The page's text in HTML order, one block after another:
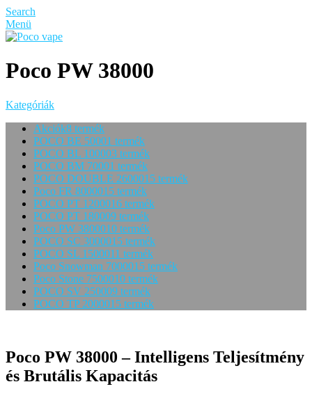
Search
Menü
Poco PW 38000
Kategóriák
Akciók8 termék
POCO BE 50001 termék
POCO BL 100003 termék
POCO BM 70001 termék
POCO DOUBLE 2600015 termék
Poco FR 8000015 termék
POCO PT 1200016 termék
POCO PT 180009 termék
Poco PW 3800010 termék
POCO SC 3000015 termék
POCO SL 1500011 termék
Poco Snowman 7000015 termék
Poco Stone 7500010 termék
POCO SV 250009 termék
POCO TP 2000015 termék
Poco PW 38000 – Intelligens Teljesítmény
és Brutális Kapacitás